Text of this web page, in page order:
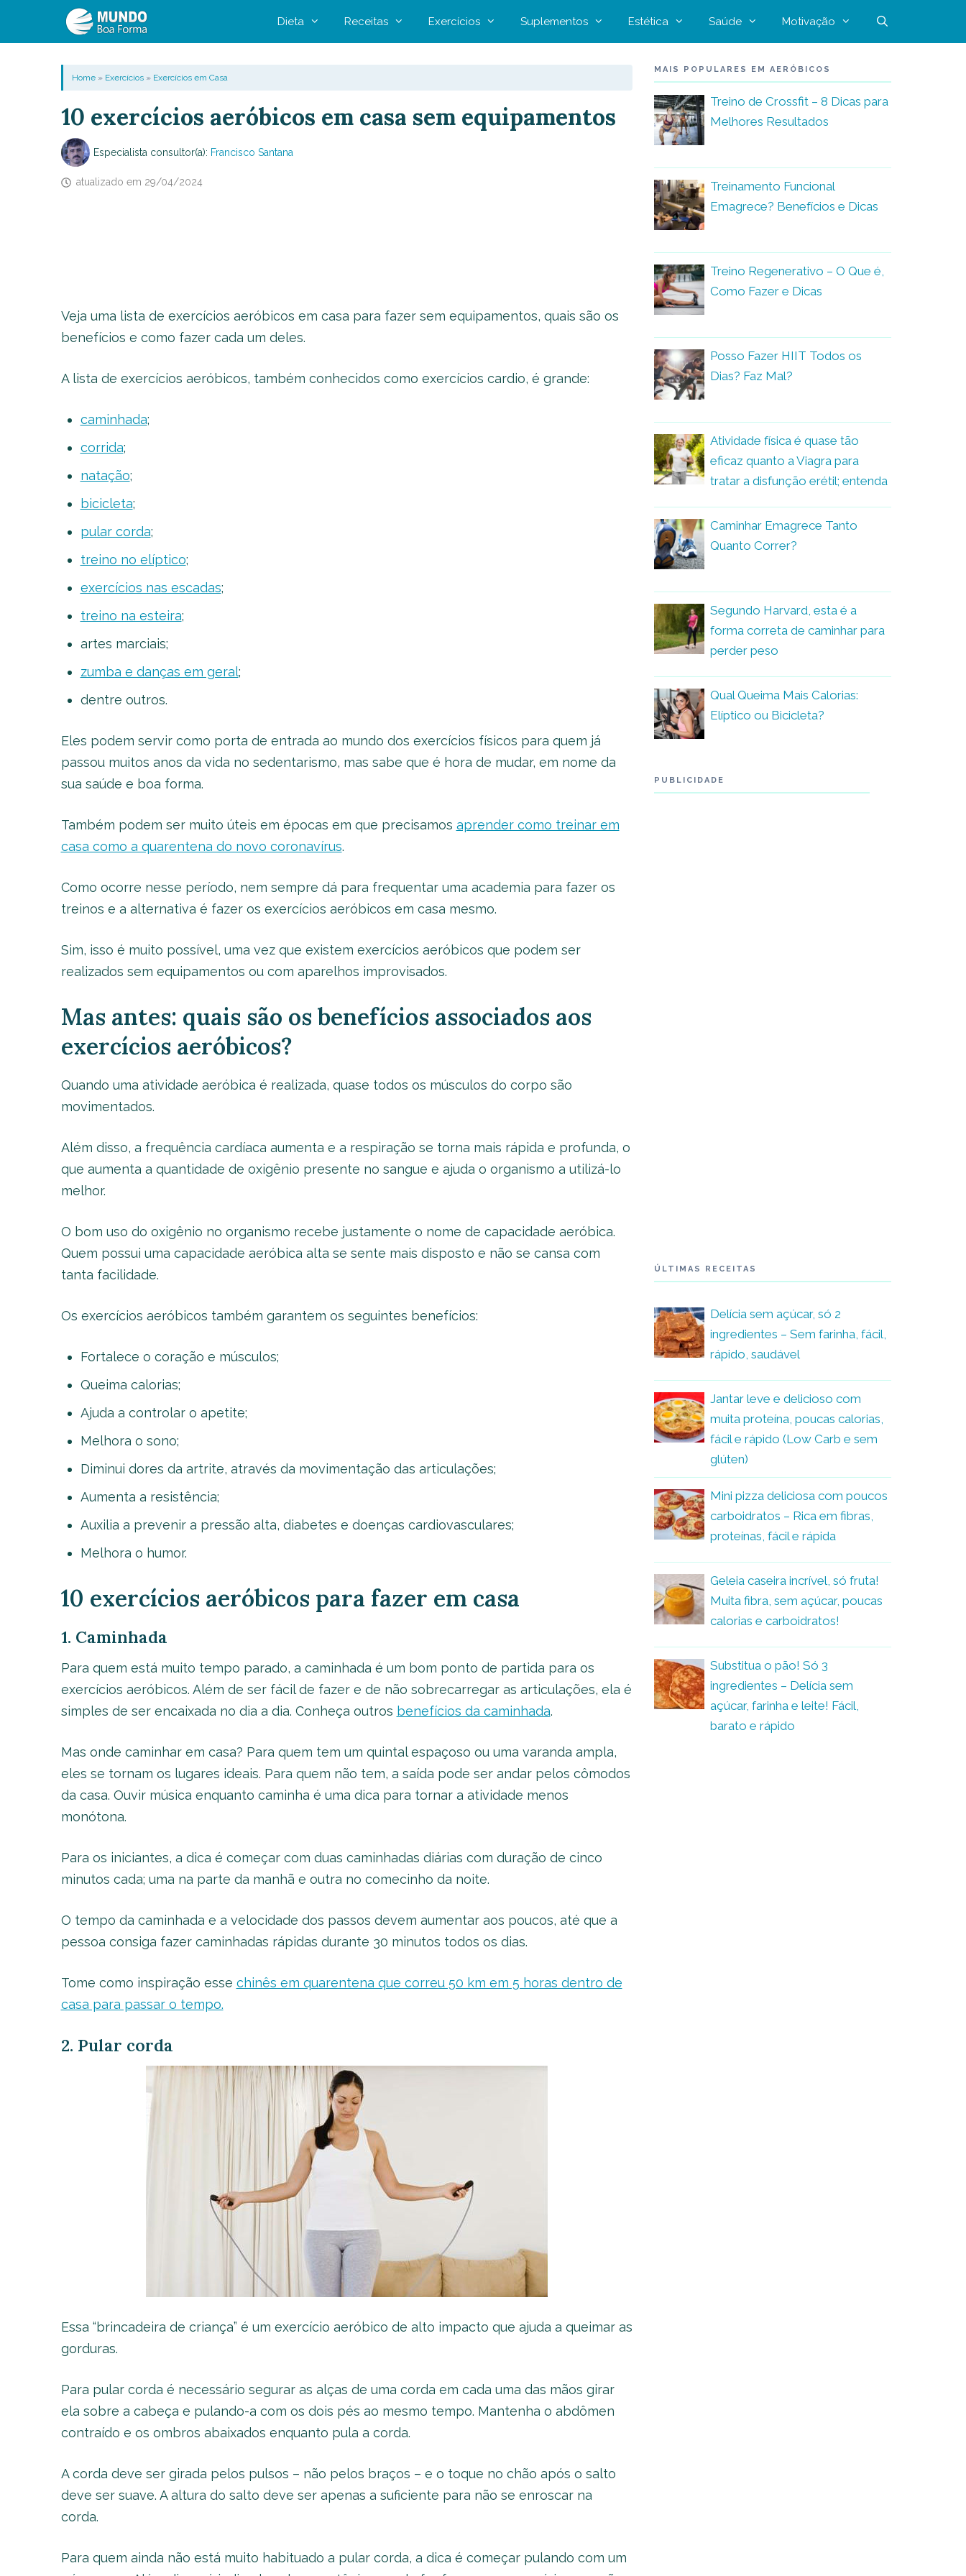
Dieta Receitas Exercícios Suplementos Estética Saúde Motivação
Home» Exercícios» Exercícios em Casa
10 exercícios aeróbicos em casa sem equipamentos
Especialista consultor(a): Francisco Santana
atualizado em 29/04/2024
Veja uma lista de exercícios aeróbicos em casa para fazer sem equipamentos, quais são os
benefícios e como fazer cada um deles.
A lista de exercícios aeróbicos, também conhecidos como exercícios cardio, é grande:
caminhada;
corrida;
natação;
bicicleta;
pular corda;
treino no elíptico;
exercícios nas escadas;
treino na esteira;
artes marciais;
zumba e danças em geral;
dentre outros.
Eles podem servir como porta de entrada ao mundo dos exercícios físicos para quem já
passou muitos anos da vida no sedentarismo, mas sabe que é hora de mudar, em nome da
sua saúde e boa forma.
Também podem ser muito úteis em épocas em que precisamos aprender como treinar em
casa como a quarentena do novo coronavírus.
Como ocorre nesse período, nem sempre dá para frequentar uma academia para fazer os
treinos e a alternativa é fazer os exercícios aeróbicos em casa mesmo.
Sim, isso é muito possível, uma vez que existem exercícios aeróbicos que podem ser
realizados sem equipamentos ou com aparelhos improvisados.
Mas antes: quais são os benefícios associados aos
exercícios aeróbicos?
Quando uma atividade aeróbica é realizada, quase todos os músculos do corpo são
movimentados.
Além disso, a frequência cardíaca aumenta e a respiração se torna mais rápida e profunda, o
que aumenta a quantidade de oxigênio presente no sangue e ajuda o organismo a utilizá-lo
melhor.
O bom uso do oxigênio no organismo recebe justamente o nome de capacidade aeróbica.
Quem possui uma capacidade aeróbica alta se sente mais disposto e não se cansa com
tanta facilidade.
Os exercícios aeróbicos também garantem os seguintes benefícios:
Fortalece o coração e músculos;
Queima calorias;
Ajuda a controlar o apetite;
Melhora o sono;
Diminui dores da artrite, através da movimentação das articulações;
Aumenta a resistência;
Auxilia a prevenir a pressão alta, diabetes e doenças cardiovasculares;
Melhora o humor.
10 exercícios aeróbicos para fazer em casa
1. Caminhada
Para quem está muito tempo parado, a caminhada é um bom ponto de partida para os
exercícios aeróbicos. Além de ser fácil de fazer e de não sobrecarregar as articulações, ela é
simples de ser encaixada no dia a dia. Conheça outros benefícios da caminhada.
Mas onde caminhar em casa? Para quem tem um quintal espaçoso ou uma varanda ampla,
eles se tornam os lugares ideais. Para quem não tem, a saída pode ser andar pelos cômodos
da casa. Ouvir música enquanto caminha é uma dica para tornar a atividade menos
monótona.
Para os iniciantes, a dica é começar com duas caminhadas diárias com duração de cinco
minutos cada; uma na parte da manhã e outra no comecinho da noite.
O tempo da caminhada e a velocidade dos passos devem aumentar aos poucos, até que a
pessoa consiga fazer caminhadas rápidas durante 30 minutos todos os dias.
Tome como inspiração esse chinês em quarentena que correu 50 km em 5 horas dentro de
casa para passar o tempo.
2. Pular corda
Essa “brincadeira de criança” é um exercício aeróbico de alto impacto que ajuda a queimar as
gorduras.
Para pular corda é necessário segurar as alças de uma corda em cada uma das mãos girar
ela sobre a cabeça e pulando-a com os dois pés ao mesmo tempo. Mantenha o abdômen
contraído e os ombros abaixados enquanto pula a corda.
A corda deve ser girada pelos pulsos – não pelos braços – e o toque no chão após o salto
deve ser suave. A altura do salto deve ser apenas a suficiente para não se enroscar na
corda.
Para quem ainda não está muito habituado a pular corda, a dica é começar pulando com um
MAIS POPULARES EM AERÓBICOS
Treino de Crossfit – 8 Dicas para
Melhores Resultados
Treinamento Funcional
Emagrece? Benefícios e Dicas
Treino Regenerativo – O Que é,
Como Fazer e Dicas
Posso Fazer HIIT Todos os
Dias? Faz Mal?
Atividade física é quase tão
eficaz quanto a Viagra para
tratar a disfunção erétil; entenda
Caminhar Emagrece Tanto
Quanto Correr?
Segundo Harvard, esta é a
forma correta de caminhar para
perder peso
Qual Queima Mais Calorias:
Elíptico ou Bicicleta?
PUBLICIDADE
ÚLTIMAS RECEITAS
Delícia sem açúcar, só 2
ingredientes – Sem farinha, fácil,
rápido, saudável
Jantar leve e delicioso com
muita proteína, poucas calorias,
fácil e rápido (Low Carb e sem
glúten)
Mini pizza deliciosa com poucos
carboidratos – Rica em fibras,
proteínas, fácil e rápida
Geleia caseira incrível, só fruta!
Muita fibra, sem açúcar, poucas
calorias e carboidratos!
Substitua o pão! Só 3
ingredientes – Delícia sem
açúcar, farinha e leite! Fácil,
barato e rápido